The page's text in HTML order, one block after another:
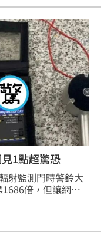
發能力，以及後期
為台灣最具國際授
1點超驚恐
射監測門時警鈴大
倍，但讓網友